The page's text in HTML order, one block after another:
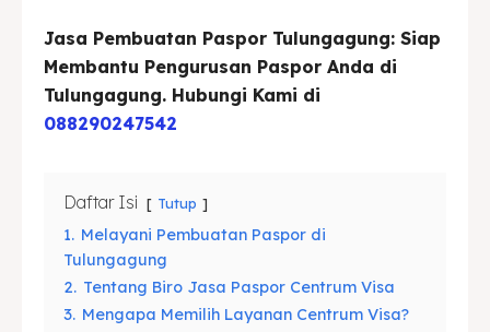
Asuransi
Blog
Asuransi
Blog
Jasa Pembuatan Paspor Tulungagung: Siap
Membantu Pengurusan Paspor Anda di
Tulungagung. Hubungi Kami di
088290247542
Daftar Isi Tutup
1. Melayani Pembuatan Paspor di
Tulungagung
2. Tentang Biro Jasa Paspor Centrum Visa
3. Mengapa Memilih Layanan Centrum Visa?